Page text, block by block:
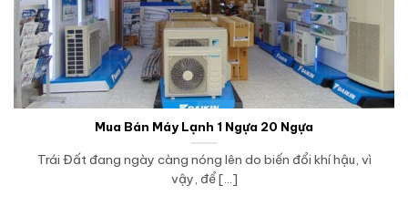
Mua Bán Máy Lạnh 1 Ngựa 20 Ngựa
Trái Đất đang ngày càng nóng lên do biến đổi khí hậu, vì
vậy, để [...]